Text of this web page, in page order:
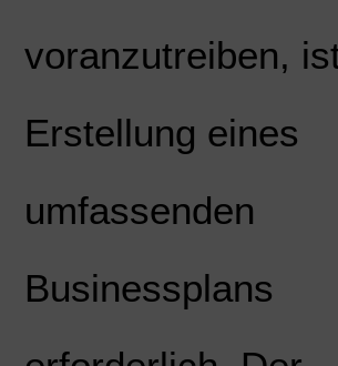
voranzutreiben,
Erstellung eines
umfassenden
Businessplans